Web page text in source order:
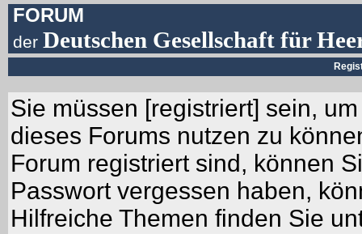
FORUM
derDeutschen Gesellschaft für
Sie müssen [registriert] sein,
dieses Forums nutzen zu
Forum registriert sind, können
Passwort vergessen haben,
Hilfreiche Themen finden Sie